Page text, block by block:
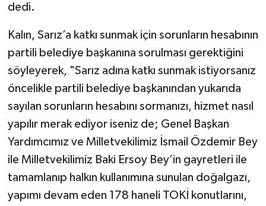
dedi.
Kalın, Sarız’a katkı sunmak için sorunların hesabının
partili belediye başkanına sorulması gerektiğini
söyleyerek, "Sarız adına katkı sunmak istiyorsanız
öncelikle partili belediye başkanından yukarıda
sayılan sorunların hesabını sormanızı, hizmet nasıl
yapılır merak ediyor iseniz de; Genel Başkan
Yardımcımız ve Milletvekilimiz İsmail Özdemir Bey
ile Milletvekilimiz Baki Ersoy Bey’in gayretleri ile
tamamlanıp halkın kullanımına sunulan doğalgazı,
yapımı devam eden 178 haneli TOKİ konutlarını,